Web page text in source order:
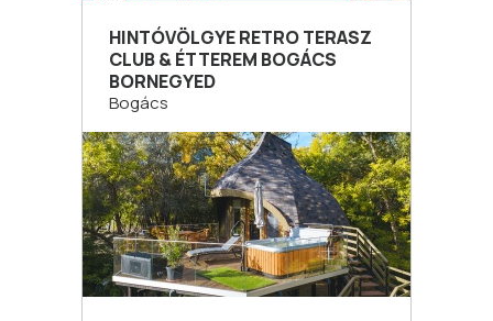
HINTÓVÖLGYE RETRO TERASZ
CLUB & ÉTTEREM BOGÁCS
BORNEGYED
Bogács